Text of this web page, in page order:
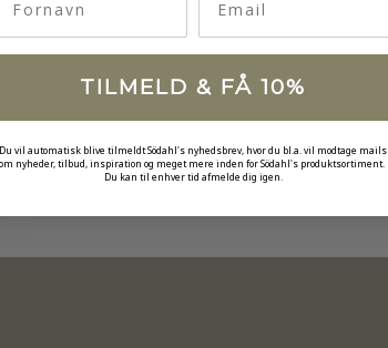
TILMELD & FÅ 10%
Du vil automatisk blive tilmeldt Södahl's nyhedsbrev, hvor du bl.a. vil modtage mails
om nyheder, tilbud, inspiration og meget mere inden for Södahl's produktsortiment.
Du kan til enhver tid afmelde dig igen.